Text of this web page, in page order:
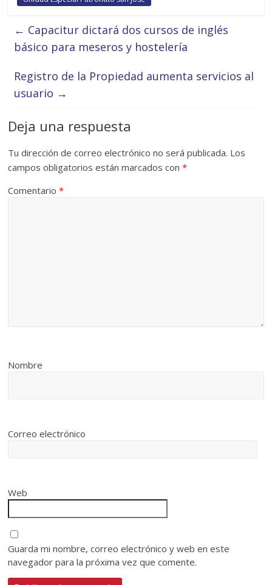
← Capacitur dictará dos cursos de inglés
básico para meseros y hostelería
Registro de la Propiedad aumenta servicios al
usuario →
Deja una respuesta
Tu dirección de correo electrónico no será publicada. Los
campos obligatorios están marcados con*
Comentario*
Nombre
Correo electrónico
Web
Guarda mi nombre, correo electrónico y web en este
navegador para la próxima vez que comente.